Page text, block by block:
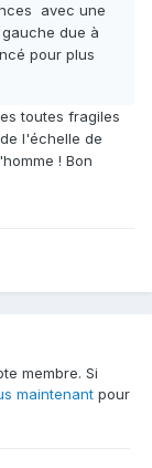
avec une
due à
pour plus
toutes fragiles
l'échelle de
! Bon
membre. Si
maintenant pour